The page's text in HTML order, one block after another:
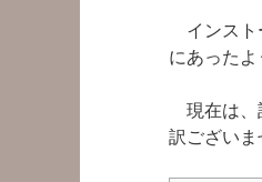
インスト
にあった
現在は、
訳ございま